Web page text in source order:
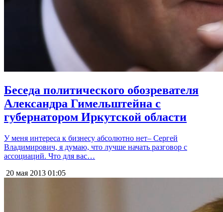
Беседа политического обозревателя
Александра Гимельштейна с
губернатором Иркутской области
У меня интереса к бизнесу абсолютно нет– Сергей
Владимирович, я думаю, что лучше начать разговор с
ассоциаций. Что для вас…
20 мая 2013 01:05